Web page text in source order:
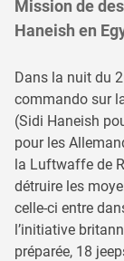
Mission de
Haneish en
Dans la nuit du
commando sur
(Sidi Haneish
pour les
la Luftwaffe de
détruire les
celle-ci entre
l’initiative
préparée, 18